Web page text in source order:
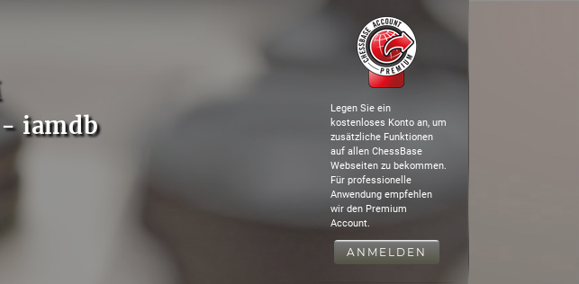
- iamdb
Legen Sie ein
kostenloses Konto an, um
zusätzliche Funktionen
auf allen ChessBase
Webseiten zu bekommen.
Für professionelle
Anwendung empfehlen
wir den Premium
Account.
ANMELDEN